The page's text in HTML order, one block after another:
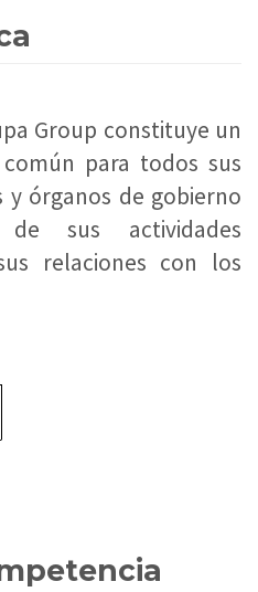
Group constituye un
para todos sus
y órganos de gobierno
sus actividades
relaciones con los